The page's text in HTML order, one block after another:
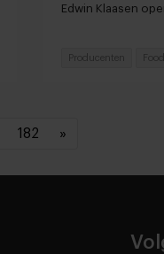
Edwin Klaasen
Producenten Food
182 »